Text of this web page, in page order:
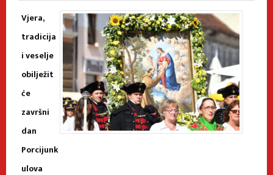
Vjera,
tradicija
i veselje
obilježit
će
završni
dan
Porcijunk
ulova